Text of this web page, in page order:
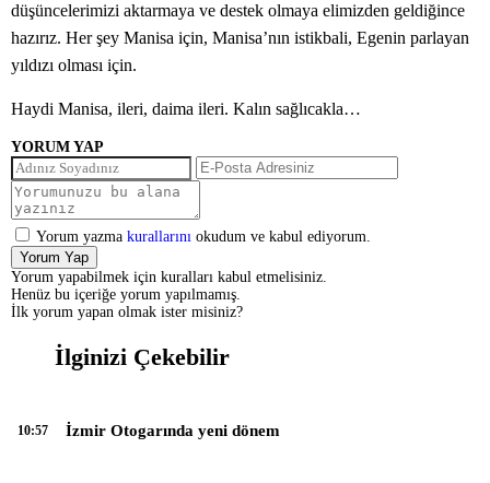
düşüncelerimizi aktarmaya ve destek olmaya elimizden geldiğince
hazırız. Her şey Manisa için, Manisa’nın istikbali, Egenin parlayan
yıldızı olması için.
Haydi Manisa, ileri, daima ileri. Kalın sağlıcakla…
YORUM YAP
Yorum yazma kurallarını okudum ve kabul ediyorum.
Yorum Yap
Yorum yapabilmek için kuralları kabul etmelisiniz.
Henüz bu içeriğe yorum yapılmamış.
İlk yorum yapan olmak ister misiniz?
İlginizi Çekebilir
İzmir Otogarında yeni dönem
10:57